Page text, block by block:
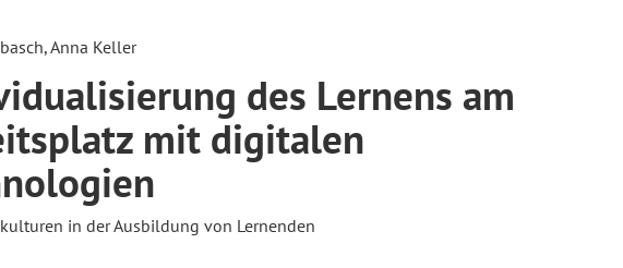
BildungBildung
Schule und Unterricht
und Wissenschaft
Arbeit
forum
Erwachsenenbildung
Anna Keller
des Lernens am
mit digitalen
in der Ausbildung von Lernenden